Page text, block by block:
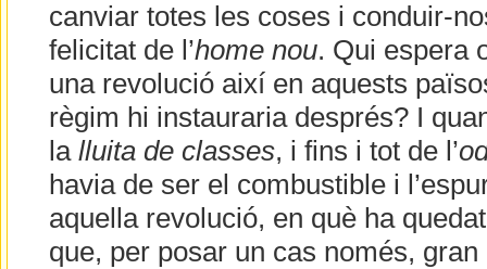
canviar totes les coses i conduir-
felicitat de l’home nou. Qui espera
una revolució així en aquests
règim hi instauraria després? I
la lluita de classes, i fins i tot de l’
havia de ser el combustible i
aquella revolució, en què ha
que, per posar un cas només,